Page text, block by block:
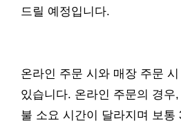
드릴 예정입니다.
온라인 주문 시와 매장 주문
있습니다. 온라인 주문의 경우
불 소요 시간이 달라지며 보통